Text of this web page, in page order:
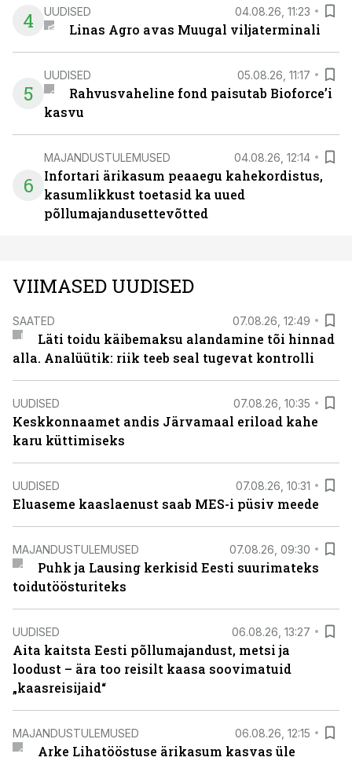
4 UUDISED 04.08.26, 11:23
Linas Agro avas Muugal viljaterminali
5
UUDISED 05.08.26, 11:17
Rahvusvaheline fond paisutab Bioforce’i
kasvu
6
MAJANDUSTULEMUSED 04.08.26, 12:14
Infortari ärikasum peaaegu kahekordistus,
kasumlikkust toetasid ka uued
põllumajandusettevõtted
VIIMASED UUDISED
SAATED 07.08.26, 12:49
Läti toidu käibemaksu alandamine tõi hinnad
alla. Analüütik: riik teeb seal tugevat kontrolli
UUDISED 07.08.26, 10:35
Keskkonnaamet andis Järvamaal eriload kahe
karu küttimiseks
UUDISED 07.08.26, 10:31
Eluaseme kaaslaenust saab MES-i püsiv meede
MAJANDUSTULEMUSED 07.08.26, 09:30
Puhk ja Lausing kerkisid Eesti suurimateks
toidutöösturiteks
UUDISED 06.08.26, 13:27
Aita kaitsta Eesti põllumajandust, metsi ja
loodust – ära too reisilt kaasa soovimatuid
„kaasreisijaid“
MAJANDUSTULEMUSED 06.08.26, 12:15
Arke Lihatööstuse ärikasum kasvas üle